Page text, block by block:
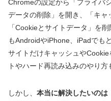
Chromeの設定から「プライバ
データの削除」を開き、「キ
「Cookieとサイトデータ」を
もAndroidやiPhone、iPadでも
サイトだけキャッシュや
トやハード再読み込みのやり方
しかし、 本当に解決したいのは